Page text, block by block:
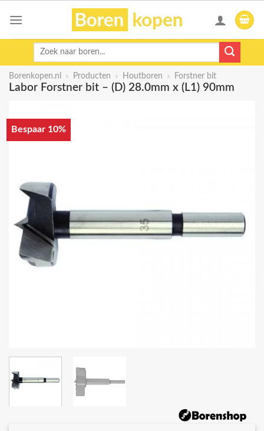
Zoeken
Borenkopen.nl » Producten » Houtboren » Forstner bit
Labor Forstner bit – (D) 28.0mm x (L1) 90mm
Bespaar 10%